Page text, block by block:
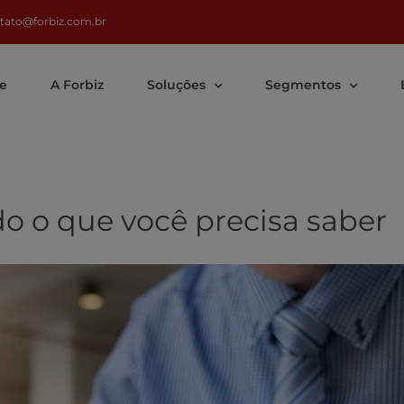
A Forbiz Soluções Segmentos
o que você precisa saber